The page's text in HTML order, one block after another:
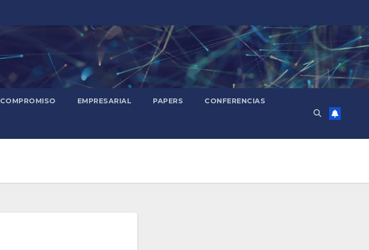
COMPROMISO EMPRESARIAL PAPERS CONFERENCIAS